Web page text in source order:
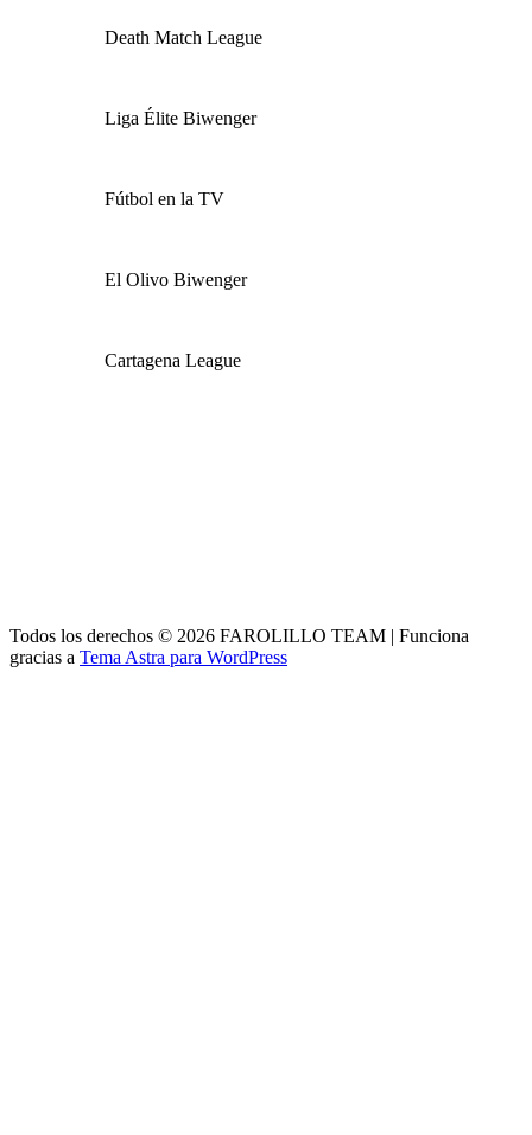
Death Match League
Liga Élite Biwenger
Fútbol en la TV
El Olivo Biwenger
Cartagena League
Todos los derechos © 2026 FAROLILLO TEAM | Funciona
gracias a Tema Astra para WordPress